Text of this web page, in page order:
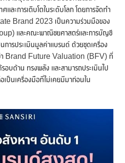
และการเติบโตในระดับโลก โดยการจัดทำ
Brand 2023 เป็นความร่วมมือของ
และคณะพาณิชยศาสตร์และการบัญชี
ารประเมินมูลค่าแบรนด์ ด้วยชุดเครื่อง
า Brand Future Valuation (BFV) ที่
อบด้าน ทรงพลัง และสามารถประเมินไป
ป็นเครื่องมือที่ไม่เคยมีมาก่อนใน